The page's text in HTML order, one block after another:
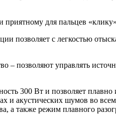
приятному для пальцев
позволяет с легкостью
позволяют управлять
300 Вт и позволяет плавно
и акустических шумов во
а также режим плавного